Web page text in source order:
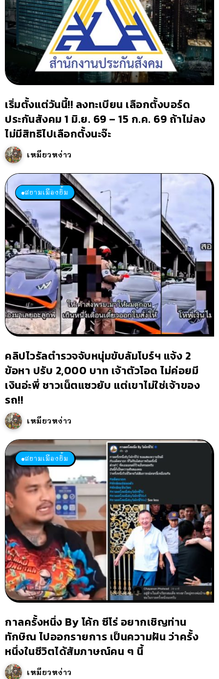
เริ่มตั้งแต่วันนี้!! ลงทะเบียน เลือกตั้งบอร์ด
ประกันสังคม 1 มิ.ย. 69 – 15 ก.ค. 69 ถ้าไม่ลง
ไม่มีสิทธิไปเลือกตั้งนะจ๊ะ
เหมียวหง่าว
สยามเมืองยิ้ม
คลิปไวรัลตำรวจจับหนุ่มขับลัมโบร์ฯ แจ้ง 2
ข้อหา ปรับ 2,000 บาท เจ้าตัวโอด ไม่ค่อยมี
เงินอ่ะพี่ ชาวเน็ตแซวยับ แต่เขาไม่ใช่เจ้าของ
รถ!!
เหมียวหง่าว
สยามเมืองยิ้ม
กาลครั้งหนึ่ง By โค้ก ซีโร่ อยากเชิญท่าน
ทักษิณ ไปออกรายการ เป็นความฝัน ว่าครั้ง
หนึ่งในชีวิตได้สัมภาษณ์คน ๆ นี้
เหมียวหง่าว